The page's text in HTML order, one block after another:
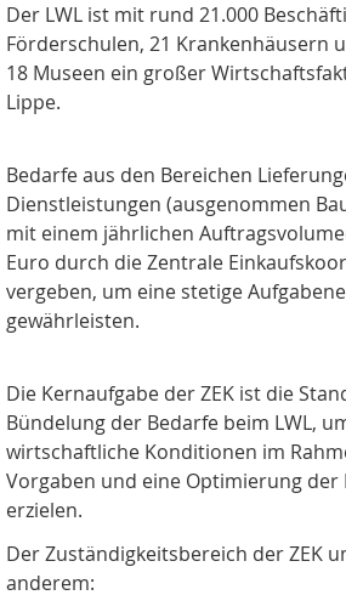
Der LWL ist mit rund 21.000
Förderschulen, 21 Krankenhäusern
18 Museen ein großer
Lippe.
Bedarfe aus den Bereichen
Dienstleistungen (ausgenommen
mit einem jährlichen
Euro durch die Zentrale
vergeben, um eine stetige
gewährleisten.
Die Kernaufgabe der ZEK ist die
Bündelung der Bedarfe beim LWL,
wirtschaftliche Konditionen im
Vorgaben und eine Optimierung der
erzielen.
Der Zuständigkeitsbereich der ZEK
anderem: